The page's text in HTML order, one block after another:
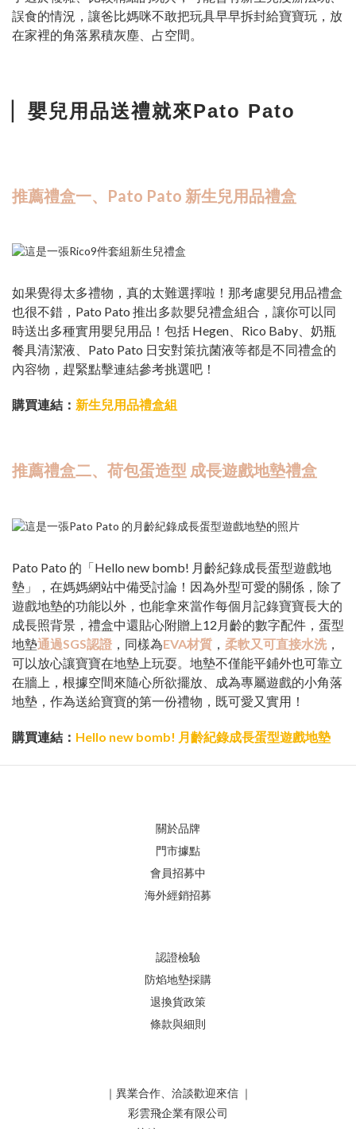
誤食的情況，讓爸比媽咪不敢把玩具早早拆封給寶寶玩，放
在家裡的角落累積灰塵、占空間。
嬰兒用品送禮就來Pato Pato
推薦禮盒一、Pato Pato 新生兒用品禮盒
如果覺得太多禮物，真的太難選擇啦！那考慮嬰兒用品禮盒
也很不錯，Pato Pato 推出多款嬰兒禮盒組合，讓你可以同
時送出多種實用嬰兒用品！包括 Hegen、Rico Baby、奶瓶
餐具清潔液、Pato Pato 日安對策抗菌液等都是不同禮盒的
內容物，趕緊點擊連結參考挑選吧！
購買連結： 新生兒用品禮盒組
推薦禮盒二、荷包蛋造型 成長遊戲地墊禮盒
Pato Pato 的「Hello new bomb! 月齡紀錄成長蛋型遊戲地
墊」，在媽媽網站中備受討論！因為外型可愛的關係，除了
遊戲地墊的功能以外，也能拿來當作每個月記錄寶寶長大的
成長照背景，禮盒中還貼心附贈上12月齡的數字配件，蛋型
地墊通過SGS認證 ，同樣為EVA材質 柔軟又可直接水洗
可以放心讓寶寶在地墊上玩耍。地墊不僅能平鋪外也可靠立
在牆上，根據空間來隨心所欲擺放、成為專屬遊戲的小角落
地墊，作為送給寶寶的第一份禮物，既可愛又實用！
購買連結： Hello new bomb! 月齡紀錄成長蛋型遊戲地墊
關於品牌
門市據點
會員招募中
海外經銷招募
認證檢驗
防焰地墊採購
退換貨政策
條款與細則
｜異業合作、洽談歡迎來信 ｜
彩雲飛企業有限公司